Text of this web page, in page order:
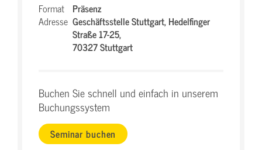
Format Präsenz
Adresse Geschäftsstelle Stuttgart,Hedelfinger
Straße 17-25,
70327 Stuttgart
Buchen Sie schnell und einfach in unserem
Buchungssystem
Seminar buchen